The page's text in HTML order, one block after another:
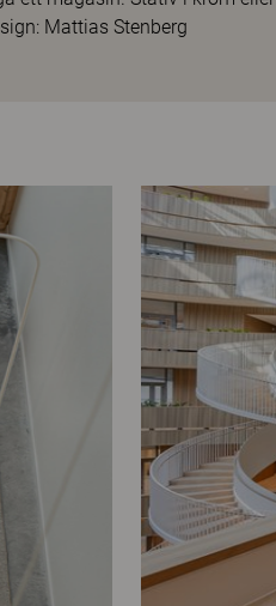
Mattias Stenberg